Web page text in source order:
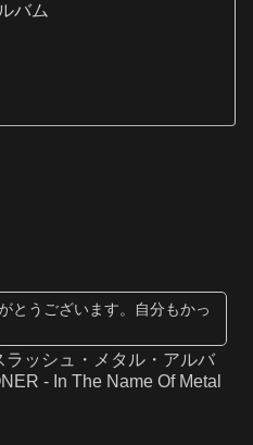
バム
とうございます。自分もかっ
ッシュ・メタル・アルバ
- In The Name Of Metal